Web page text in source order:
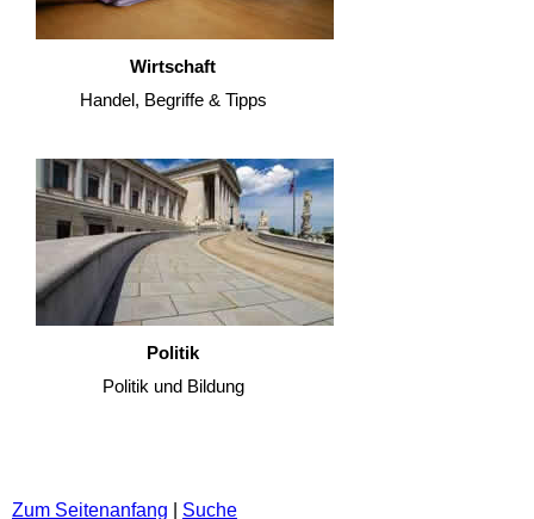
Wirtschaft
Handel, Begriffe & Tipps
Politik
Politik und Bildung
Zum Seitenanfang Suche